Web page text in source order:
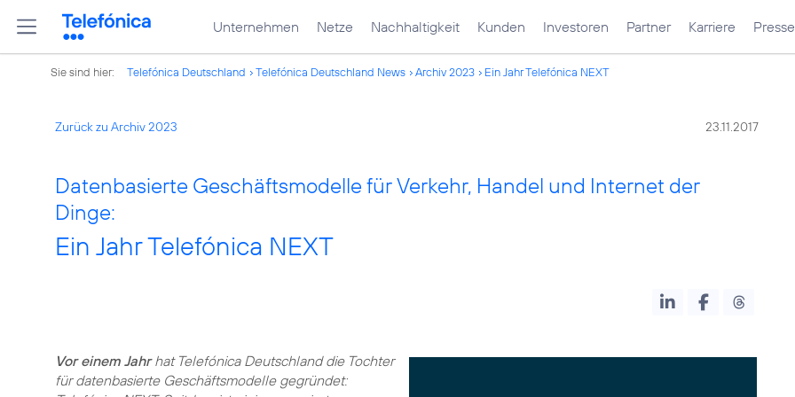
Unternehmen Netze Nachhaltigkeit Kunden Investoren Partner Karriere Presse
Sie sind hier: Telefónica Deutschland Telefónica Deutschland News Archiv 2023 Ein Jahr Telefónica NEXT
Zurück zu Archiv 2023 23.11.2017
Datenbasierte Geschäftsmodelle für Verkehr, Handel und Internet der
Dinge:
Ein Jahr Telefónica NEXT
Vor einem Jahrhat Telefónica Deutschland die Tochter
für datenbasierte Geschäftsmodelle gegründet: